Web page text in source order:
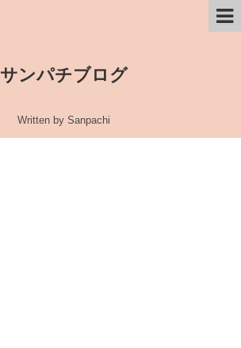
サンパチブログ
Written by Sanpachi